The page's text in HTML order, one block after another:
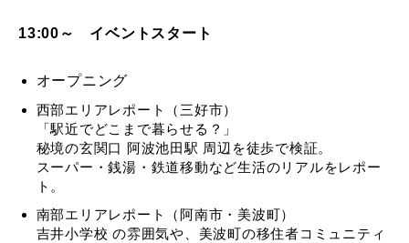
13:00～ イベントスタート
オープニング
西部エリアレポート（三好市）
「駅近でどこまで暮らせる？」
秘境の玄関口 阿波池田駅 周辺を徒歩で検証。
スーパー・銭湯・鉄道移動など生活のリアルをレポー
ト。
南部エリアレポート（阿南市・美波町）
吉井小学校 の雰囲気や、美波町の移住者コミュニティ